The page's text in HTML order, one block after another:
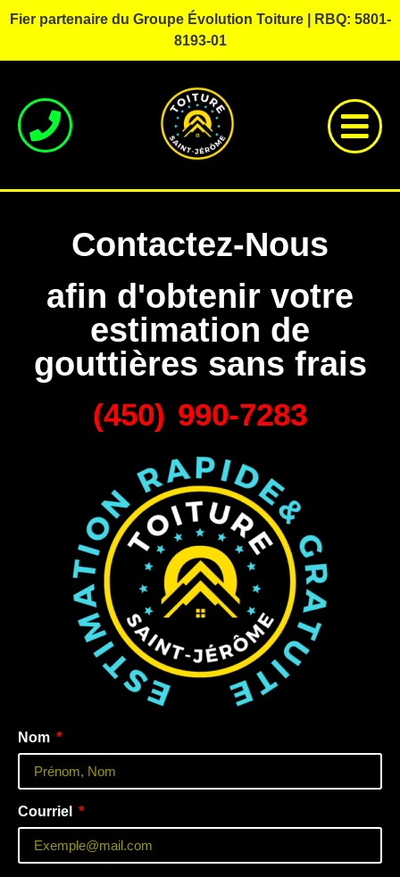
Fier partenaire du Groupe Évolution Toiture | RBQ: 5801-
8193-01
Contactez-Nous
afin d'obtenir votre
estimation de
gouttières sans frais
(450) 990-7283
Nom
Courriel